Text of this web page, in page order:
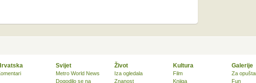
Svijet
Metro World News
Dogodilo se na
Život
Iza ogledala
Znanost
Kultura
Film
Knjiga
Galerije
Za
Fun